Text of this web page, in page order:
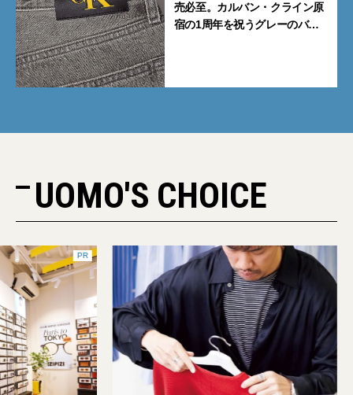
売必至。カルバン・クライン原
宿の1周年を祝うグレーのバ
UOMO'S CHOICE
PR